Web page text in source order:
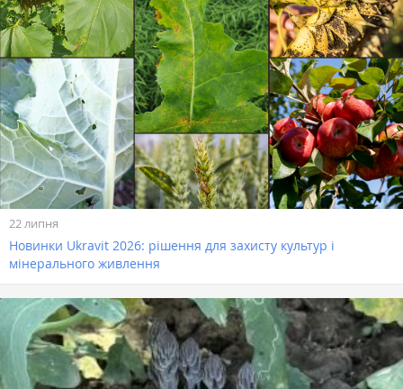
22 липня
Новинки Ukravit 2026: рішення для захисту культур і
мінерального живлення